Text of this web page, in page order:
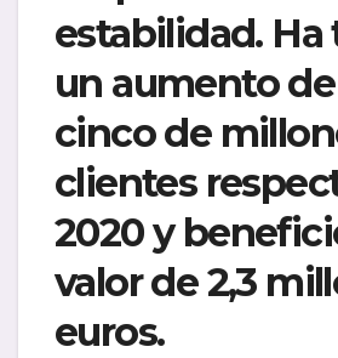
estabilidad.Ha
un aumento
cinco de
clientes
2020 y
valor de 2,3
euros.